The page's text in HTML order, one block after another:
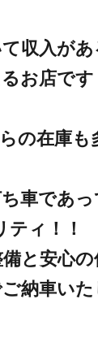
収入があ
お店です
の在庫も
車であ
ィ！！
と安心の
納車い